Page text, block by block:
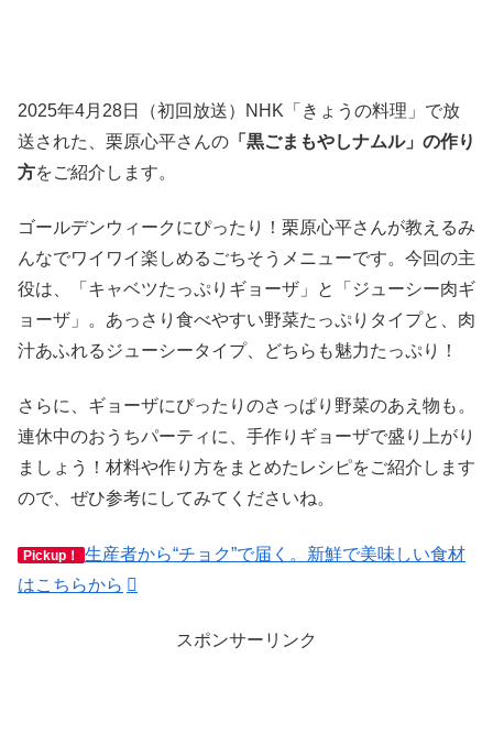
2025年4月28日（初回放送）NHK「きょうの料理」で放
送された、栗原心平さんの 「黒ごまもやしナムル」の作り
方をご紹介します。
ゴールデンウィークにぴったり！栗原心平さんが教えるみ
んなでワイワイ楽しめるごちそうメニューです。今回の主
役は、「キャベツたっぷりギョーザ」と「ジューシー肉ギ
ョーザ」。あっさり食べやすい野菜たっぷりタイプと、肉
汁あふれるジューシータイプ、どちらも魅力たっぷり！
さらに、ギョーザにぴったりのさっぱり野菜のあえ物も。
連休中のおうちパーティに、手作りギョーザで盛り上がり
ましょう！材料や作り方をまとめたレシピをご紹介します
ので、ぜひ参考にしてみてくださいね。
Pickup！
生産者から“チョク”で届く。新鮮で美味しい食材
はこちらから
スポンサーリンク